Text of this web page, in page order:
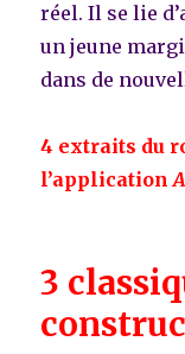
réel. Il se lie
un jeune
dans de
4 extraits du
l’application
3